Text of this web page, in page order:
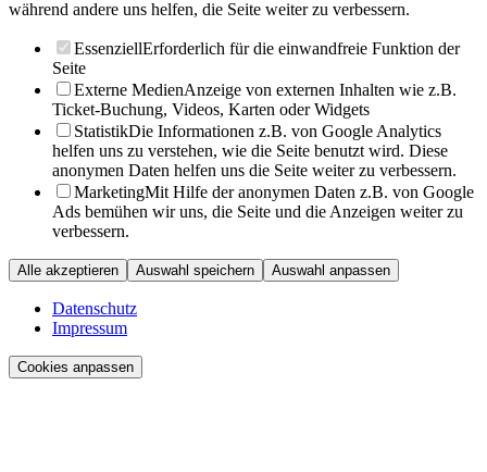
während andere uns helfen, die Seite weiter zu verbessern.
EssenziellErforderlich für die einwandfreie Funktion der
Seite
Externe MedienAnzeige von externen Inhalten wie z.B.
Ticket-Buchung, Videos, Karten oder Widgets
StatistikDie Informationen z.B. von Google Analytics
helfen uns zu verstehen, wie die Seite benutzt wird. Diese
anonymen Daten helfen uns die Seite weiter zu verbessern.
MarketingMit Hilfe der anonymen Daten z.B. von Google
Ads bemühen wir uns, die Seite und die Anzeigen weiter zu
verbessern.
Alle akzeptieren Auswahl speichern Auswahl anpassen
Datenschutz
Impressum
Cookies anpassen